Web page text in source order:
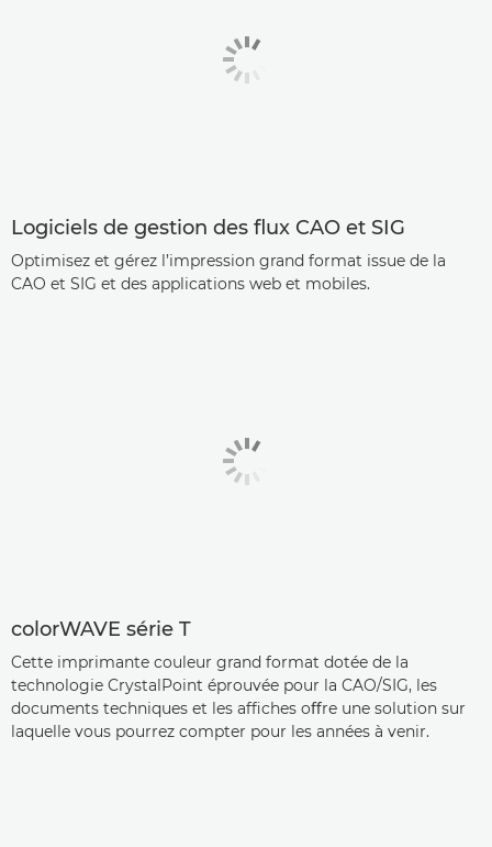
Logiciels de gestion des flux CAO et SIG
Optimisez et gérez l’impression grand format issue de la
CAO et SIG et des applications web et mobiles.
colorWAVE série T
Cette imprimante couleur grand format dotée de la
technologie CrystalPoint éprouvée pour la CAO/SIG, les
documents techniques et les affiches oﬀre une solution sur
laquelle vous pourrez compter pour les années à venir.